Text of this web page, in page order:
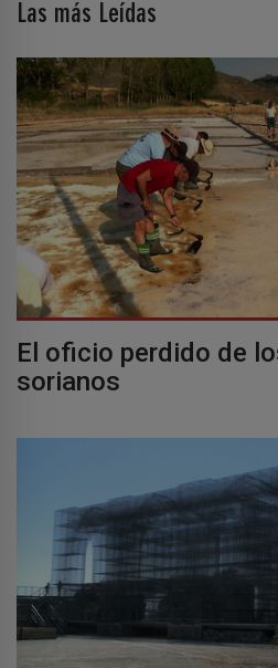
Las más Leídas
El oficio perdido de
sorianos